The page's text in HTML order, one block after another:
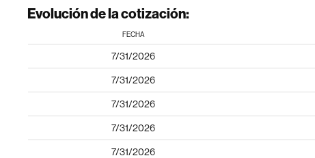
Evolución de la cotización:
FECHA
7/31/2026
7/31/2026
7/31/2026
7/31/2026
7/31/2026